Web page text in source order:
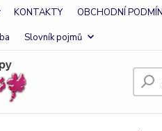
KONTAKTY OBCHODNÍ
Slovník pojmů